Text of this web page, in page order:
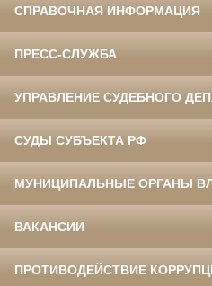
СПРАВОЧНАЯ ИНФОРМАЦИЯ
ПРЕСС-СЛУЖБА
УПРАВЛЕНИЕ СУДЕБНОГО
СУДЫ СУБЪЕКТА РФ
МУНИЦИПАЛЬНЫЕ ОРГАНЫ
ВАКАНСИИ
ПРОТИВОДЕЙСТВИЕ